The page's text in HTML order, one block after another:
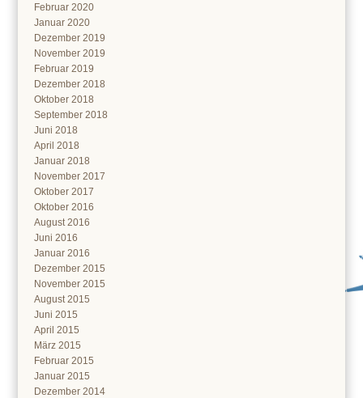
Februar 2020
Januar 2020
Dezember 2019
November 2019
Februar 2019
Dezember 2018
Oktober 2018
September 2018
Juni 2018
April 2018
Januar 2018
November 2017
Oktober 2017
Oktober 2016
August 2016
Juni 2016
Januar 2016
Dezember 2015
November 2015
August 2015
Juni 2015
April 2015
März 2015
Februar 2015
Januar 2015
Dezember 2014